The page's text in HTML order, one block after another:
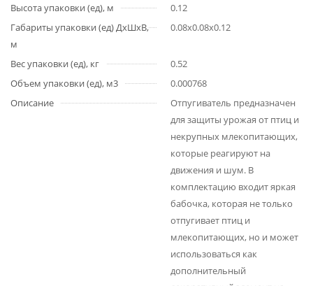
Высота упаковки (ед), м
0.12
Габариты упаковки (ед) ДхШхВ,
м
0.08x0.08x0.12
Вес упаковки (ед), кг
0.52
Объем упаковки (ед), м3
0.000768
Описание
Отпугиватель предназначен
для защиты урожая от птиц и
некрупных млекопитающих,
которые реагируют на
движения и шум. В
комплектацию входит яркая
бабочка, которая не только
отпугивает птиц и
млекопитающих, но и может
использоваться как
дополнительный